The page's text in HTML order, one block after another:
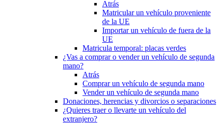
Atrás
Matricular un vehículo proveniente
de la UE
Importar un vehículo de fuera de la
UE
Matricula temporal: placas verdes
¿Vas a comprar o vender un vehículo de segunda
mano?
Atrás
Comprar un vehículo de segunda mano
Vender un vehículo de segunda mano
Donaciones, herencias y divorcios o separaciones
¿Quieres traer o llevarte un vehículo del
extranjero?